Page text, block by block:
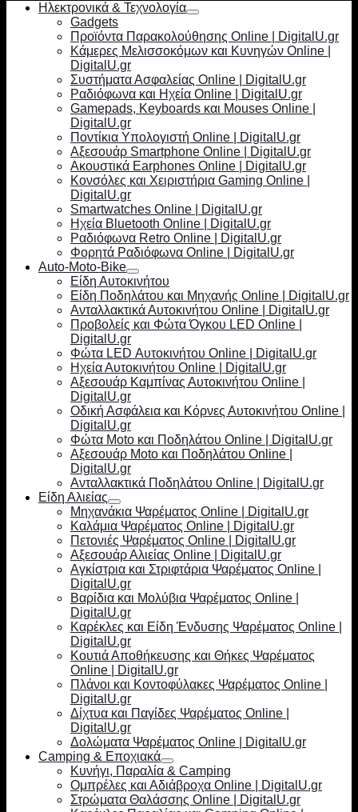
Ηλεκτρονικά & Τεχνολογία
Gadgets
Προϊόντα Παρακολούθησης Online | DigitalU.gr
Κάμερες Μελισσοκόμων και Κυνηγών Online |
DigitalU.gr
Συστήματα Ασφαλείας Online | DigitalU.gr
Ραδιόφωνα και Ηχεία Online | DigitalU.gr
Gamepads, Keyboards και Mouses Online |
DigitalU.gr
Ποντίκια Υπολογιστή Online | DigitalU.gr
Αξεσουάρ Smartphone Online | DigitalU.gr
Ακουστικά Earphones Online | DigitalU.gr
Κονσόλες και Χειριστήρια Gaming Online |
DigitalU.gr
Smartwatches Online | DigitalU.gr
Ηχεία Bluetooth Online | DigitalU.gr
Ραδιόφωνα Retro Online | DigitalU.gr
Φορητά Ραδιόφωνα Online | DigitalU.gr
Auto-Moto-Bike
Είδη Αυτοκινήτου
Είδη Ποδηλάτου και Μηχανής Online | DigitalU.gr
Ανταλλακτικά Αυτοκινήτου Online | DigitalU.gr
Προβολείς και Φώτα Όγκου LED Online |
DigitalU.gr
Φώτα LED Αυτοκινήτου Online | DigitalU.gr
Ηχεία Αυτοκινήτου Online | DigitalU.gr
Αξεσουάρ Καμπίνας Αυτοκινήτου Online |
DigitalU.gr
Οδική Ασφάλεια και Κόρνες Αυτοκινήτου Online |
DigitalU.gr
Φώτα Moto και Ποδηλάτου Online | DigitalU.gr
Αξεσουάρ Moto και Ποδηλάτου Online |
DigitalU.gr
Ανταλλακτικά Ποδηλάτου Online | DigitalU.gr
Είδη Αλιείας
Μηχανάκια Ψαρέματος Online | DigitalU.gr
Καλάμια Ψαρέματος Online | DigitalU.gr
Πετονιές Ψαρέματος Online | DigitalU.gr
Αξεσουάρ Αλιείας Online | DigitalU.gr
Αγκίστρια και Στριφτάρια Ψαρέματος Online |
DigitalU.gr
Βαρίδια και Μολύβια Ψαρέματος Online |
DigitalU.gr
Καρέκλες και Είδη Ένδυσης Ψαρέματος Online |
DigitalU.gr
Κουτιά Αποθήκευσης και Θήκες Ψαρέματος
Online | DigitalU.gr
Πλάνοι και Κοντοφύλακες Ψαρέματος Online |
DigitalU.gr
Δίχτυα και Παγίδες Ψαρέματος Online |
DigitalU.gr
Δολώματα Ψαρέματος Online | DigitalU.gr
Camping & Εποχιακά
Κυνήγι, Παραλία & Camping
Ομπρέλες και Αδιάβροχα Online | DigitalU.gr
Στρώματα Θαλάσσης Online | DigitalU.gr